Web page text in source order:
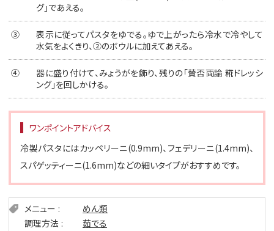
グ」であえる。
③
表示に従ってパスタをゆでる。ゆで上がったら冷水で冷やして
水気をよくきり、②のボウルに加えてあえる。
④
器に盛り付けて、みょうがを飾り、残りの「賛否両論 糀ドレッシ
ング」を回しかける。
ワンポイントアドバイス
冷製パスタにはカッペリーニ(0.9mm)、フェデリーニ(1.4mm)、
スパゲッティーニ(1.6mm)などの細いタイプがおすすめです。
メニュー
めん類
調理方法
茹でる